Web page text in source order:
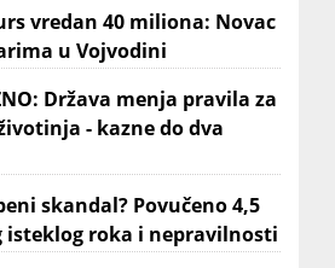
vredan 40 miliona: Novac
u Vojvodini
Država menja pravila za
- kazne do dva
skandal? Povučeno 4,5
isteklog roka i nepravilnosti